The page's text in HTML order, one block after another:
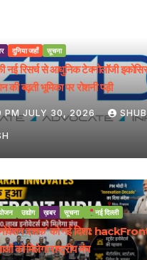
दुनिया जहाँ सूचना
रिसर्च से आधुनिक टेक्नोलॉजी
की बढ़ती भूमिका पर रोशनी पड़ी
PM JULY 30, 2026
उद्योग ख़बर सूचना नई दिल्ली
दशक’ को नई दिशा:
को मिलेगा राष्ट्रीय मंच